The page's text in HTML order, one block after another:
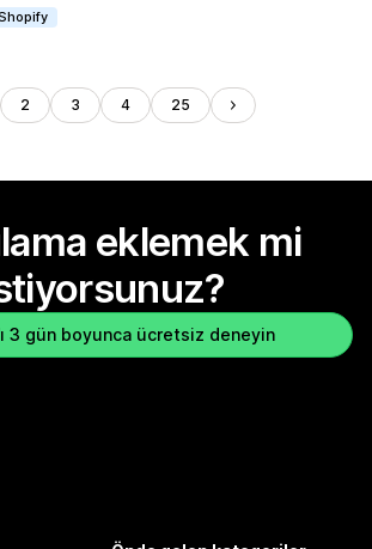
2 3 4 25
eklemek mi
3 gün boyunca ücretsiz deneyin